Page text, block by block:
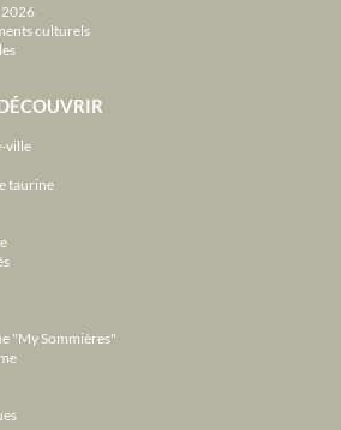
2026
culturels
ville
taurine
"My Sommières"